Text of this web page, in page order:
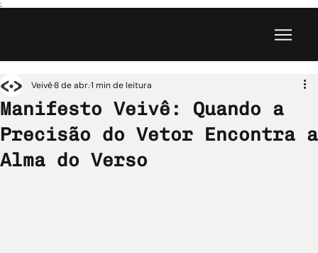
;
Manifesto Veivê: Quando a
Precisão do Vetor Encontra a
Alma do Verso
Veivê8 de abr.1 min de leitura